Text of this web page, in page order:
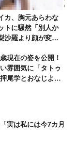
カ、胸元あらわな
トに騒然「別人か
沙羅より顔が変わ
現在の姿を公開！
雰囲気に「タトゥ
尾学とおなじよう
実は私には今7カ月